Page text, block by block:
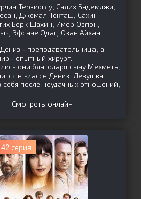
Терзиоглу, Салих Бадемджи,
Джемал Токташ, Сахин
Берк Шахин, Имер Озгюн,
Эфсане Одаг, Озан Айхан
Дениз - преподавательница, а
- опытный хирург.
они благодаря сыну Мехмета,
в классе Дениз. Девушка
себя после неудачных отношений,
Смотреть онлайн
42 серия